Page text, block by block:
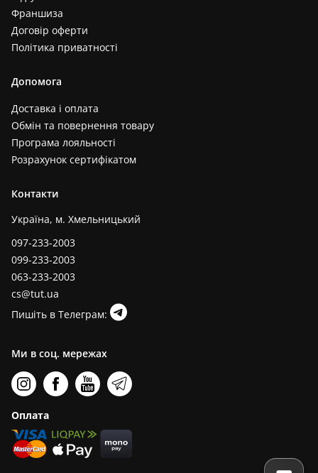
Франшиза
Договір оферти
Політика приватності
Допомога
Доставка і оплата
Обмін та повернення товару
Програма лояльності
Розрахунок сертифікатом
Контакти
Україна, м. Хмельницький
097-233-2003
099-233-2003
063-233-2003
cs@tut.ua
Пишіть в Телеграм:
Ми в соц. мережах
Оплата